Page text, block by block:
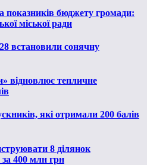
показників бюджету громади:
міської ради
встановили сонячну
відновлює тепличне
які отримали 200 балів
8 ділянок
за 400 млн грн